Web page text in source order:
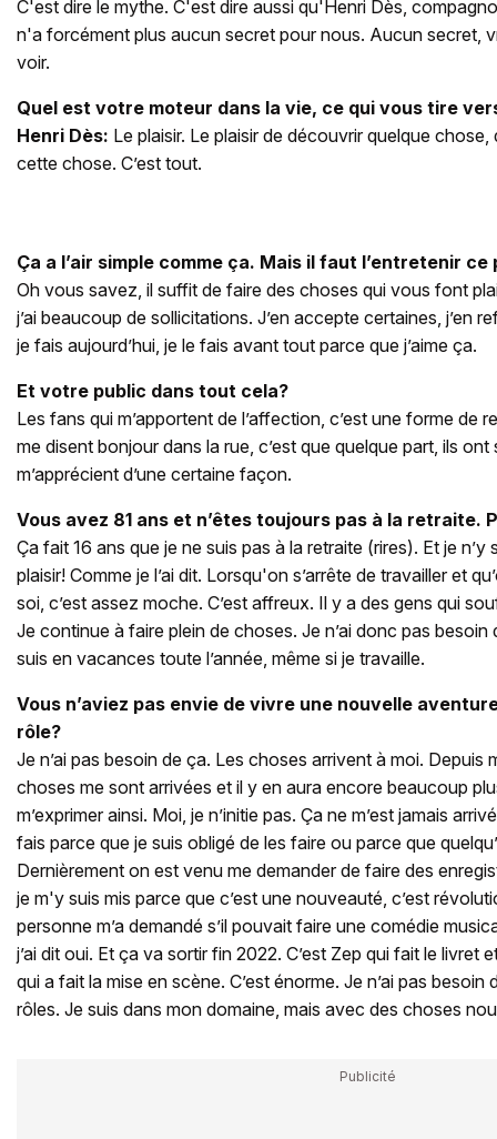
C'est dire le mythe. C'est dire aussi qu'Henri Dès,
n'a forcément plus aucun secret pour nous. Aucun secret,
voir.
Quel est votre moteur dans la vie, ce qui vous tire
Henri Dès: Le plaisir. Le plaisir de découvrir quelque
cette chose. C’est tout.
Ça a l’air simple comme ça. Mais il faut l’entretenir
Oh vous savez, il suffit de faire des choses qui vous font
j’ai beaucoup de sollicitations. J’en accepte certaines, j’en
je fais aujourd’hui, je le fais avant tout parce que j’aime ça.
Et votre public dans tout cela?
Les fans qui m’apportent de l’affection, c’est une forme de
me disent bonjour dans la rue, c’est que quelque part, ils ont
m’apprécient d’une certaine façon.
Vous avez 81 ans et n’êtes toujours pas à la retraite.
Ça fait 16 ans que je ne suis pas à la retraite (rires). Et je n’y
plaisir! Comme je l’ai dit. Lorsqu'on s’arrête de travailler et
soi, c’est assez moche. C’est affreux. Il y a des gens qui
Je continue à faire plein de choses. Je n’ai donc pas besoin
suis en vacances toute l’année, même si je travaille.
Vous n’aviez pas envie de vivre une nouvelle
rôle?
Je n’ai pas besoin de ça. Les choses arrivent à moi. Depuis
choses me sont arrivées et il y en aura encore beaucoup
m’exprimer ainsi. Moi, je n’initie pas. Ça ne m’est jamais
fais parce que je suis obligé de les faire ou parce que
Dernièrement on est venu me demander de faire des
je m'y suis mis parce que c’est une nouveauté, c’est
personne m’a demandé s’il pouvait faire une comédie
j’ai dit oui. Et ça va sortir fin 2022. C’est Zep qui fait le livret
qui a fait la mise en scène. C’est énorme. Je n’ai pas besoin
rôles. Je suis dans mon domaine, mais avec des choses